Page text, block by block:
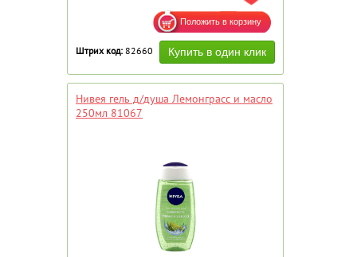
Штрих код: 82660
Нивея гель д/душа Лемонграсс и масло
250мл 81067